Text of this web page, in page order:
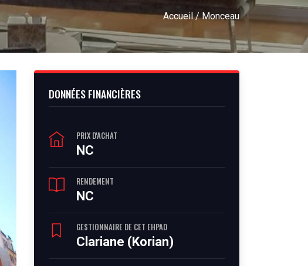
Accueil/ Monceau
DONNÉES FINANCIÈRES
PRIX D'ACHAT
NC
RENDEMENT
NC
GESTIONNAIRE DE CET EHPAD
Clariane (Korian)